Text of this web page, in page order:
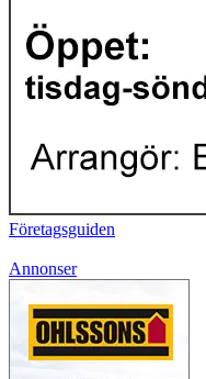
Företagsguiden
Annonser